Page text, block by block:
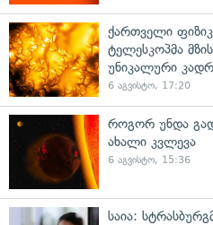
ქართველი
ტელესკოპმა
უნიკალური
6 აგვისტო, 17:20
როგორ უნდა
ახალი კვლევა
6 აგვისტო, 15:36
საია: